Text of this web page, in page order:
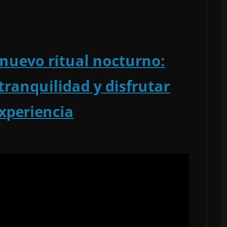
ritual nocturno:
y disfrutar